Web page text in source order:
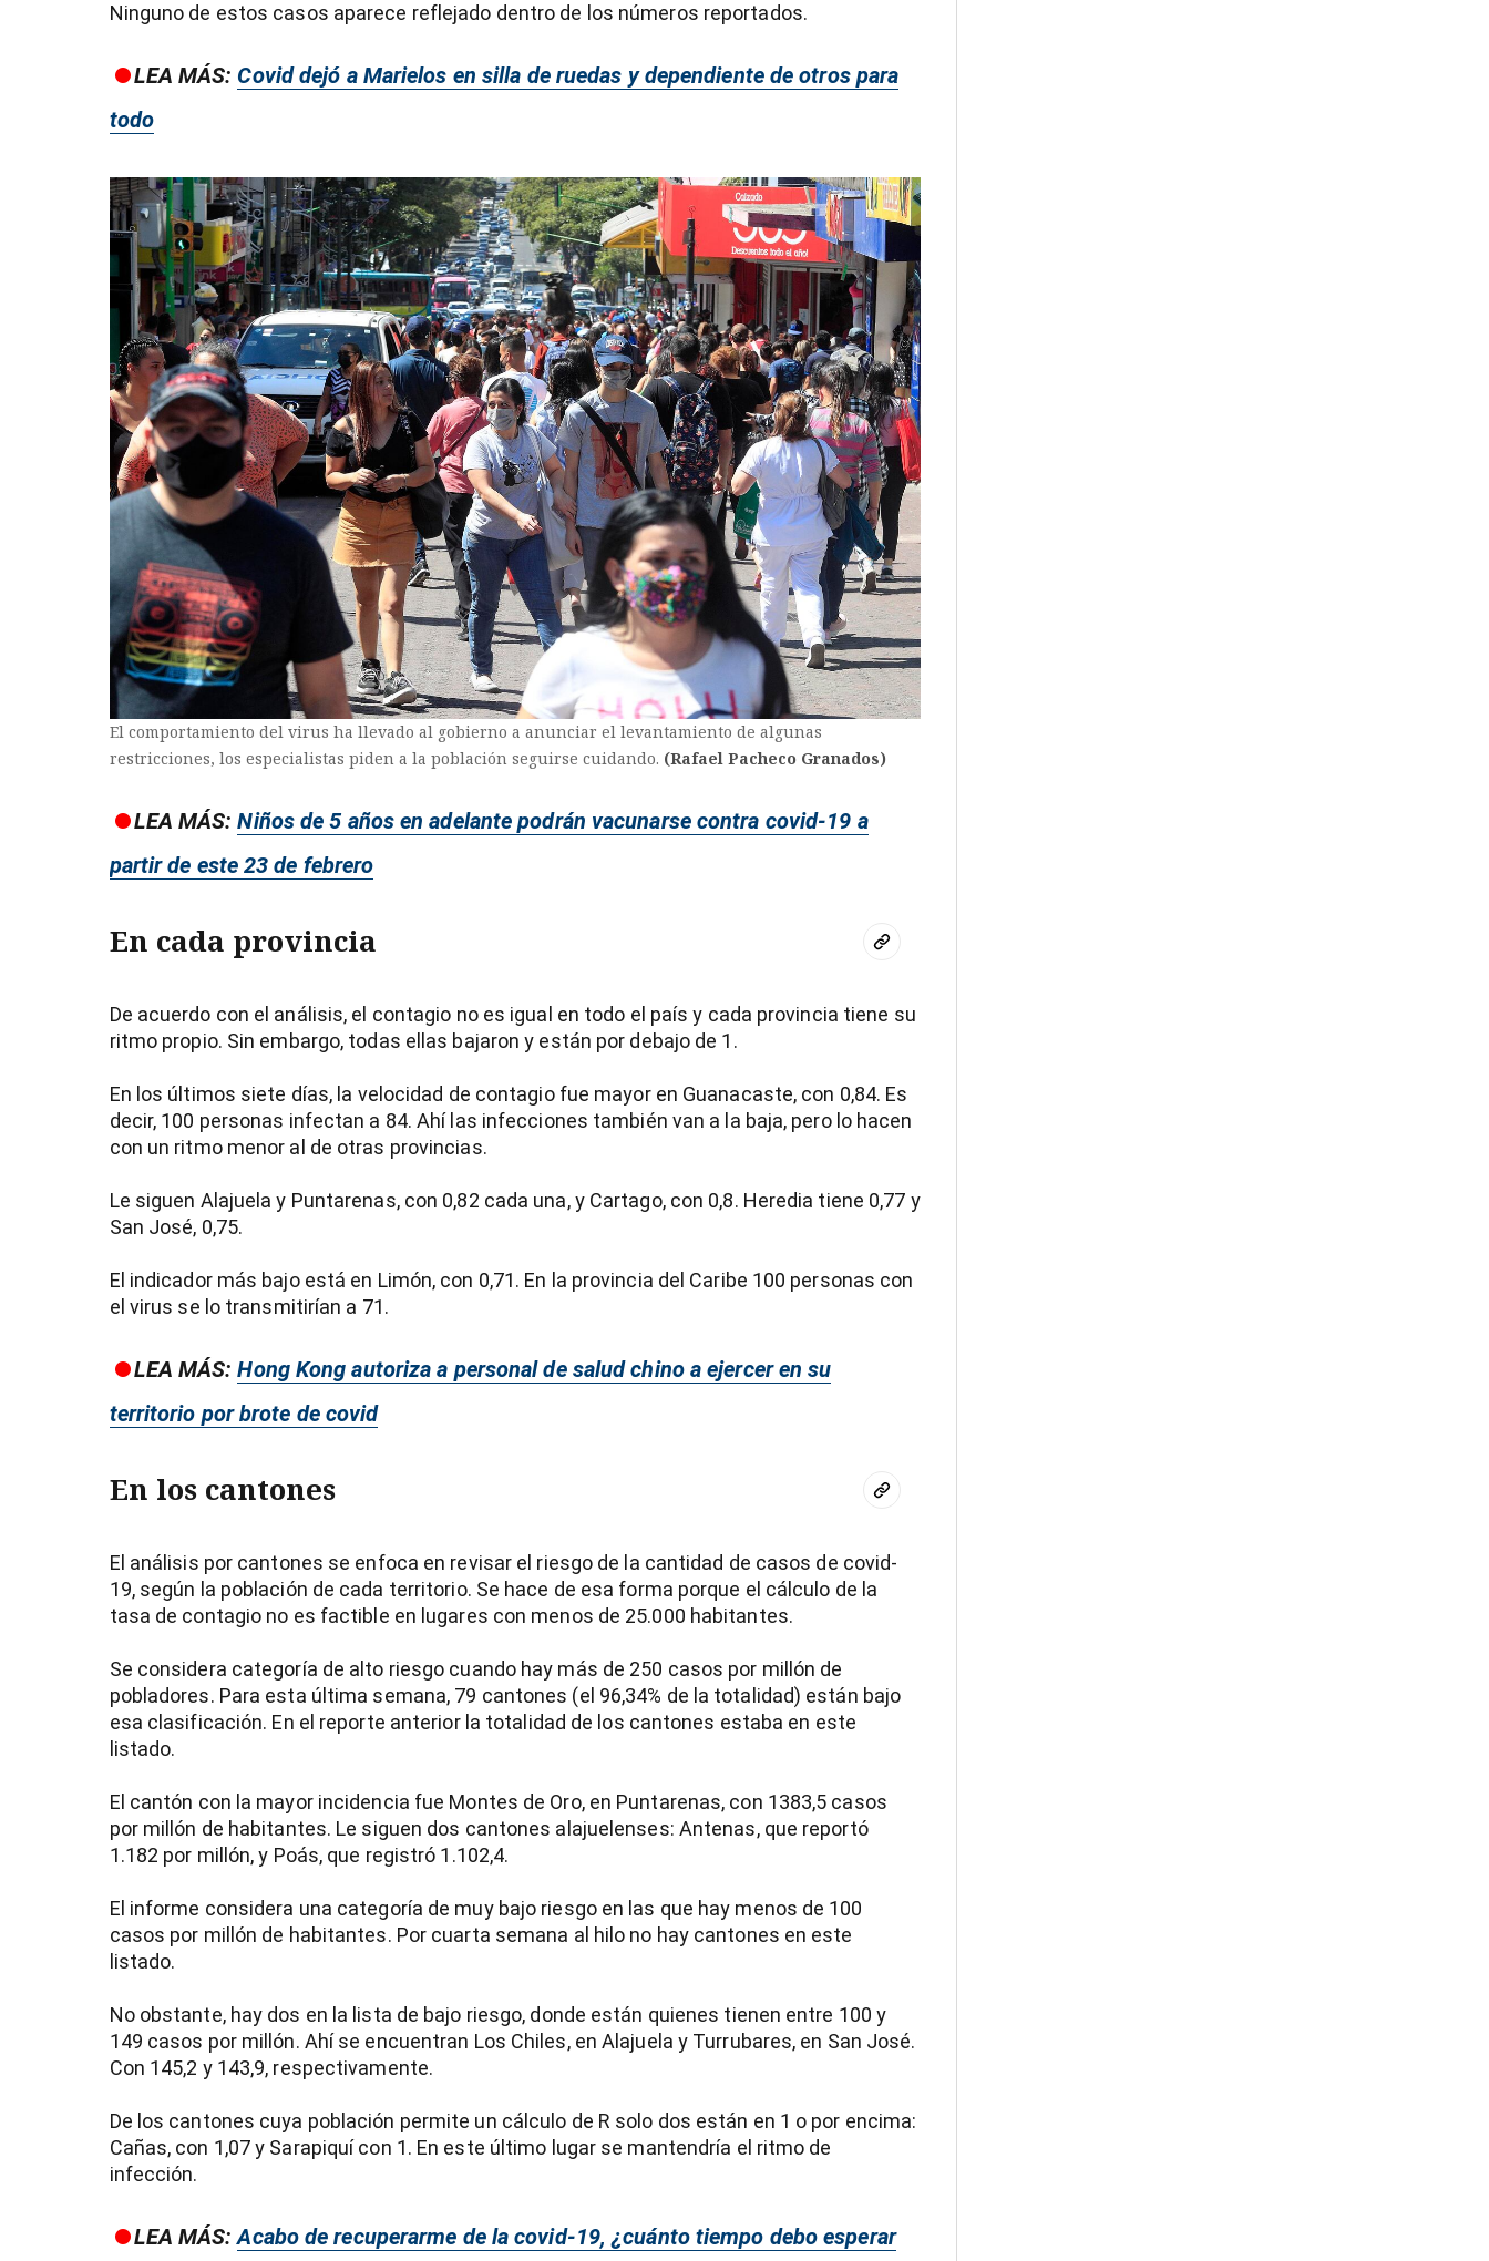
Ninguno de estos casos aparece reflejado dentro de los números reportados.
LEA MÁS: Covid dejó a Marielos en silla de ruedas y dependiente de otros para
todo
El comportamiento del virus ha llevado al gobierno a anunciar el levantamiento de algunas
restricciones, los especialistas piden a la población seguirse cuidando. (Rafael Pacheco Granados)
LEA MÁS:Niños de 5 años en adelante podrán vacunarse contra covid-19 a
partir de este 23 de febrero
En cada provincia
De acuerdo con el análisis, el contagio no es igual en todo el país y cada provincia tiene su
ritmo propio. Sin embargo, todas ellas bajaron y están por debajo de 1.
En los últimos siete días, la velocidad de contagio fue mayor en Guanacaste, con 0,84. Es
decir, 100 personas infectan a 84. Ahí las infecciones también van a la baja, pero lo hacen
con un ritmo menor al de otras provincias.
Le siguen Alajuela y Puntarenas, con 0,82 cada una, y Cartago, con 0,8. Heredia tiene 0,77 y
San José, 0,75.
El indicador más bajo está en Limón, con 0,71. En la provincia del Caribe 100 personas con
el virus se lo transmitirían a 71.
LEA MÁS:Hong Kong autoriza a personal de salud chino a ejercer en su
territorio por brote de covid
En los cantones
El análisis por cantones se enfoca en revisar el riesgo de la cantidad de casos de covid-
19, según la población de cada territorio. Se hace de esa forma porque el cálculo de la
tasa de contagio no es factible en lugares con menos de 25.000 habitantes.
Se considera categoría de alto riesgo cuando hay más de 250 casos por millón de
pobladores. Para esta última semana, 79 cantones (el 96,34% de la totalidad) están bajo
esa clasificación. En el reporte anterior la totalidad de los cantones estaba en este
listado.
El cantón con la mayor incidencia fue Montes de Oro, en Puntarenas, con 1383,5 casos
por millón de habitantes. Le siguen dos cantones alajuelenses: Antenas, que reportó
1.182 por millón, y Poás, que registró 1.102,4.
El informe considera una categoría de muy bajo riesgo en las que hay menos de 100
casos por millón de habitantes. Por cuarta semana al hilo no hay cantones en este
listado.
No obstante, hay dos en la lista de bajo riesgo, donde están quienes tienen entre 100 y
149 casos por millón. Ahí se encuentran Los Chiles, en Alajuela y Turrubares, en San José.
Con 145,2 y 143,9, respectivamente.
De los cantones cuya población permite un cálculo de R solo dos están en 1 o por encima:
Cañas, con 1,07 y Sarapiquí con 1. En este último lugar se mantendría el ritmo de
infección.
LEA MÁS:Acabo de recuperarme de la covid-19, ¿cuánto tiempo debo esperar